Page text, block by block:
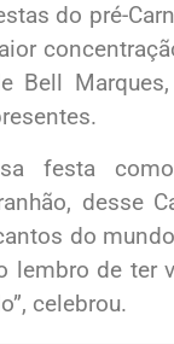
do pré-
Bell
festa
desse
do
lembro de ter
celebrou.